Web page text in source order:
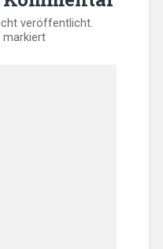
veröffentlicht.
markiert